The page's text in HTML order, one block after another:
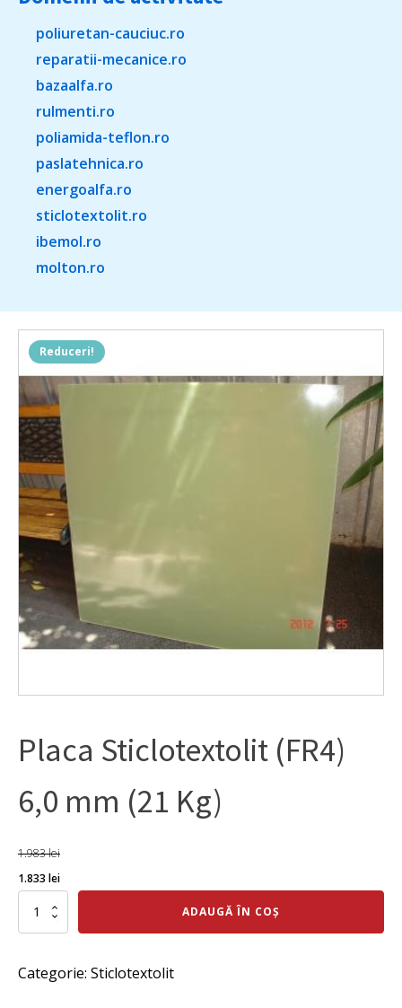
poliuretan-cauciuc.ro
reparatii-mecanice.ro
bazaalfa.ro
rulmenti.ro
poliamida-teflon.ro
paslatehnica.ro
energoalfa.ro
sticlotextolit.ro
ibemol.ro
molton.ro
Reduceri!
Placa Sticlotextolit (FR4)
6,0 mm (21 Kg)
1.983lei
Prețul
inițial
a
1.983 lei.
1.833 leiPrețul
este:
Cantitate
6,0
ADAUGĂ ÎN COȘ
Categorie: Sticlotextolit